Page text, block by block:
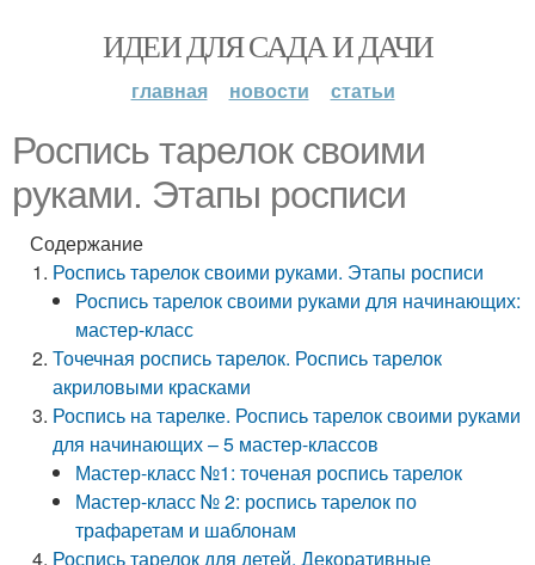
ИДЕИ ДЛЯ САДА И ДАЧИ
главная новости статьи
Роспись тарелок своими
руками. Этапы росписи
Содержание
Роспись тарелок своими руками. Этапы росписи
Роспись тарелок своими руками для начинающих:
мастер-класс
Точечная роспись тарелок. Роспись тарелок
акриловыми красками
Роспись на тарелке. Роспись тарелок своими руками
для начинающих – 5 мастер-классов
Мастер-класс №1: точеная роспись тарелок
Мастер-класс № 2: роспись тарелок по
трафаретам и шаблонам
Роспись тарелок для детей. Декоративные